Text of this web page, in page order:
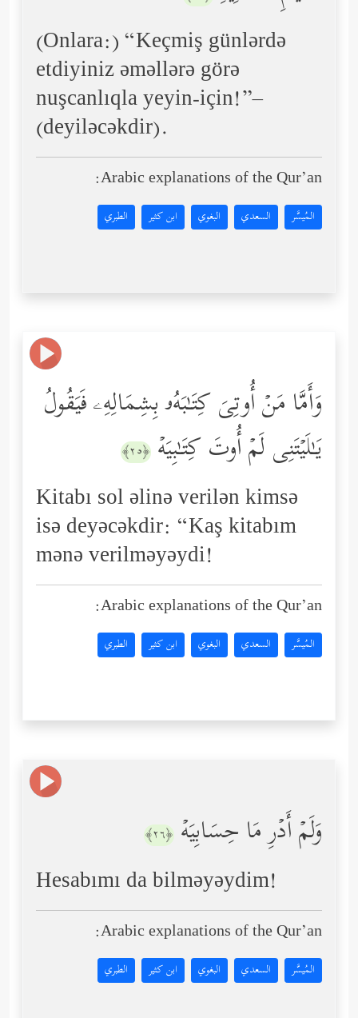
(Onlara:) “Keçmiş günlərdə
etdiyiniz əməllərə görə
nuşcanlıqla yeyin-için!”–
(deyiləcəkdir).
Arabic explanations of the Qur’an:
المُيسَّر السعدي البغوي ابن كثير الطبري
وَأَمَّا مَنۡ أُوتِیَ كِتَـٰبَهُۥ بِشِمَالِهِۦ فَیَقُولُ
یَـٰلَیۡتَنِی لَمۡ أُوتَ كِتَـٰبِیَهۡ ﴿٢٥﴾
Kitabı sol əlinə verilən kimsə
isə deyəcəkdir: “Kaş kitabım
mənə verilməyəydi!
Arabic explanations of the Qur’an:
المُيسَّر السعدي البغوي ابن كثير الطبري
وَلَمۡ أَدۡرِ مَا حِسَابِیَهۡ ﴿٢٦﴾
Hesabımı da bilməyəydim!
Arabic explanations of the Qur’an:
المُيسَّر السعدي البغوي ابن كثير الطبري